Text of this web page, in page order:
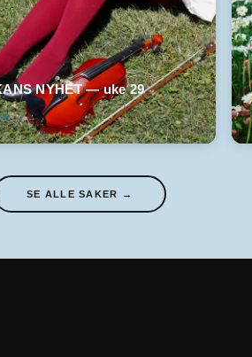
NYHET — uke 29
→→
SE ALLE SAKER →